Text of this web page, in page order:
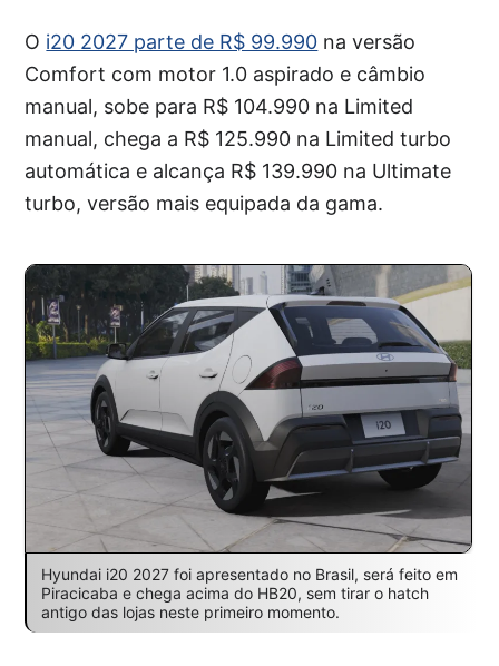
O i20 2027 parte de R$ 99.990 na versão
Comfort com motor 1.0 aspirado e câmbio
manual, sobe para R$ 104.990 na Limited
manual, chega a R$ 125.990 na Limited turbo
automática e alcança R$ 139.990 na Ultimate
turbo, versão mais equipada da gama.
Hyundai i20 2027 foi apresentado no Brasil, será feito em
Piracicaba e chega acima do HB20, sem tirar o hatch
antigo das lojas neste primeiro momento.